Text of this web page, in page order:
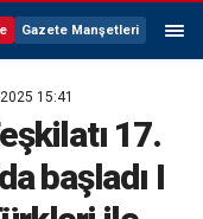
Gazete Manşetleri
15:41
17.
başladı I